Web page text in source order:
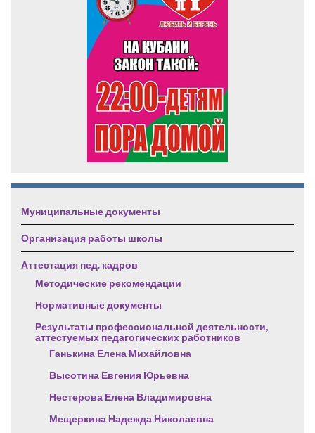
Муниципальные документы
Организация работы школы
Аттестация пед. кадров
Методические рекомендации
Нормативные документы
Результаты профессиональной деятельности,
аттестуемых педагогических работников
Ганькина Елена Михайловна
Высотина Евгения Юрьевна
Нестерова Елена Владимировна
Мещеркина Надежда Николаевна